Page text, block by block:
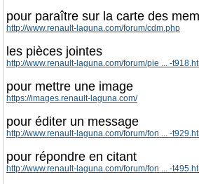
pour paraître sur la carte des
http://www.renault-laguna.com/forum/cdm.php
les pièces jointes
http://www.renault-laguna.com/forum/pie ... -
pour mettre une image
https://images.renault-laguna.com/
pour éditer un message
http://www.renault-laguna.com/forum/fon ... -
pour répondre en citant
http://www.renault-laguna.com/forum/fon ... -